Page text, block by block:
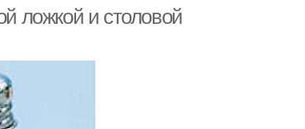
ложкой и столовой